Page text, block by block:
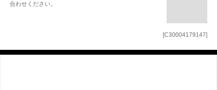
[C30004179147]
合わせください。